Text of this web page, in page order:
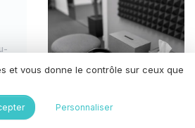
et vous donne le contrôle sur ceux que
Personnaliser